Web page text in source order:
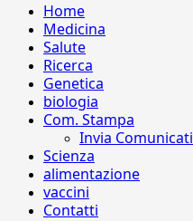
Home
Medicina
Salute
Ricerca
Genetica
biologia
Com. Stampa
Invia Comunicati
Scienza
alimentazione
vaccini
Contatti